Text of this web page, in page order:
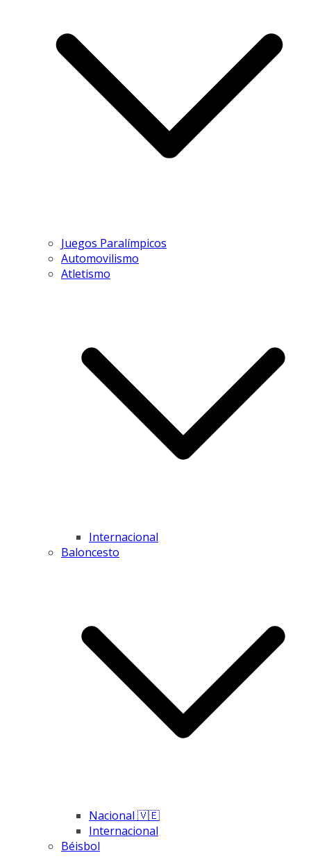
Juegos Paralímpicos
Automovilismo
Atletismo
Internacional
Baloncesto
Nacional 🇻🇪
Internacional
Béisbol